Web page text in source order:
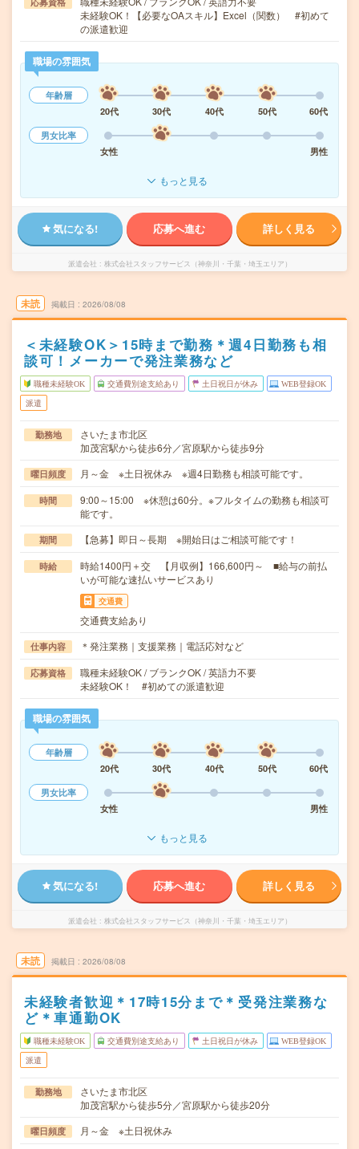
未経験OK！【必要なOAスキル】Excel（関数） #初めて
の派遣歓迎
職場の雰囲気
年齢層
20代
30代 40代 50代
60代
男女比率
女性
男性
もっと見る
気になる! 応募へ進む 詳しく見る
派遣会社 株式会社スタッフサービス（神奈川・千葉・埼玉エリア）
未読 掲載日 2026/08/08
＜未経験OK＞15時まで勤務＊週4日勤務も相
談可！メーカーで発注業務など
職種未経験OK 交通費別途支給あり 土日祝日が休み WEB登録OK
派遣
勤務地
さいたま市北区
加茂宮駅から徒歩6分／宮原駅から徒歩9分
曜日頻度 月～金 ※土日祝休み ※週4日勤務も相談可能です。
時間
9:00～15:00 ※休憩は60分。※フルタイムの勤務も相談可
能です。
期間 【急募】即日～長期 ※開始日はご相談可能です！
時給
時給1400円＋交 【月収例】166,600円～ ■給与の前払
いが可能な速払いサービスあり
交通費
交通費支給あり
仕事内容 ＊発注業務｜支援業務｜電話応対など
応募資格
職種未経験OK / ブランクOK / 英語力不要
未経験OK！ #初めての派遣歓迎
職場の雰囲気
年齢層
20代
30代 40代 50代
60代
男女比率
女性
男性
もっと見る
気になる! 応募へ進む 詳しく見る
派遣会社 株式会社スタッフサービス（神奈川・千葉・埼玉エリア）
未読 掲載日 2026/08/08
未経験者歓迎＊17時15分まで＊受発注業務な
ど＊車通勤OK
職種未経験OK 交通費別途支給あり 土日祝日が休み WEB登録OK
派遣
勤務地
さいたま市北区
加茂宮駅から徒歩5分／宮原駅から徒歩20分
曜日頻度 月～金 ※土日祝休み